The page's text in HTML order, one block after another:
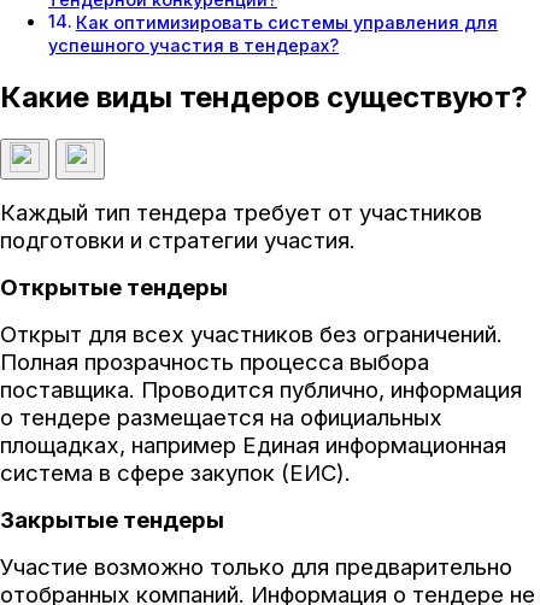
Как оптимизировать системы управления для
успешного участия в тендерах?
Какие виды тендеров существуют?
Каждый тип тендера требует от участников
подготовки и стратегии участия.
Открытые тендеры
Открыт для всех участников без ограничений.
Полная прозрачность процесса выбора
поставщика. Проводится публично, информация
о тендере размещается на официальных
площадках, например Единая информационная
система в сфере закупок (ЕИС).
Закрытые тендеры
Участие возможно только для предварительно
отобранных компаний. Информация о тендере не